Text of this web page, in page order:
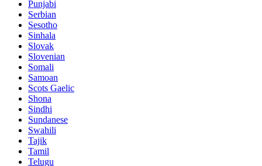
Punjabi
Serbian
Sesotho
Sinhala
Slovak
Slovenian
Somali
Samoan
Scots Gaelic
Shona
Sindhi
Sundanese
Swahili
Tajik
Tamil
Telugu